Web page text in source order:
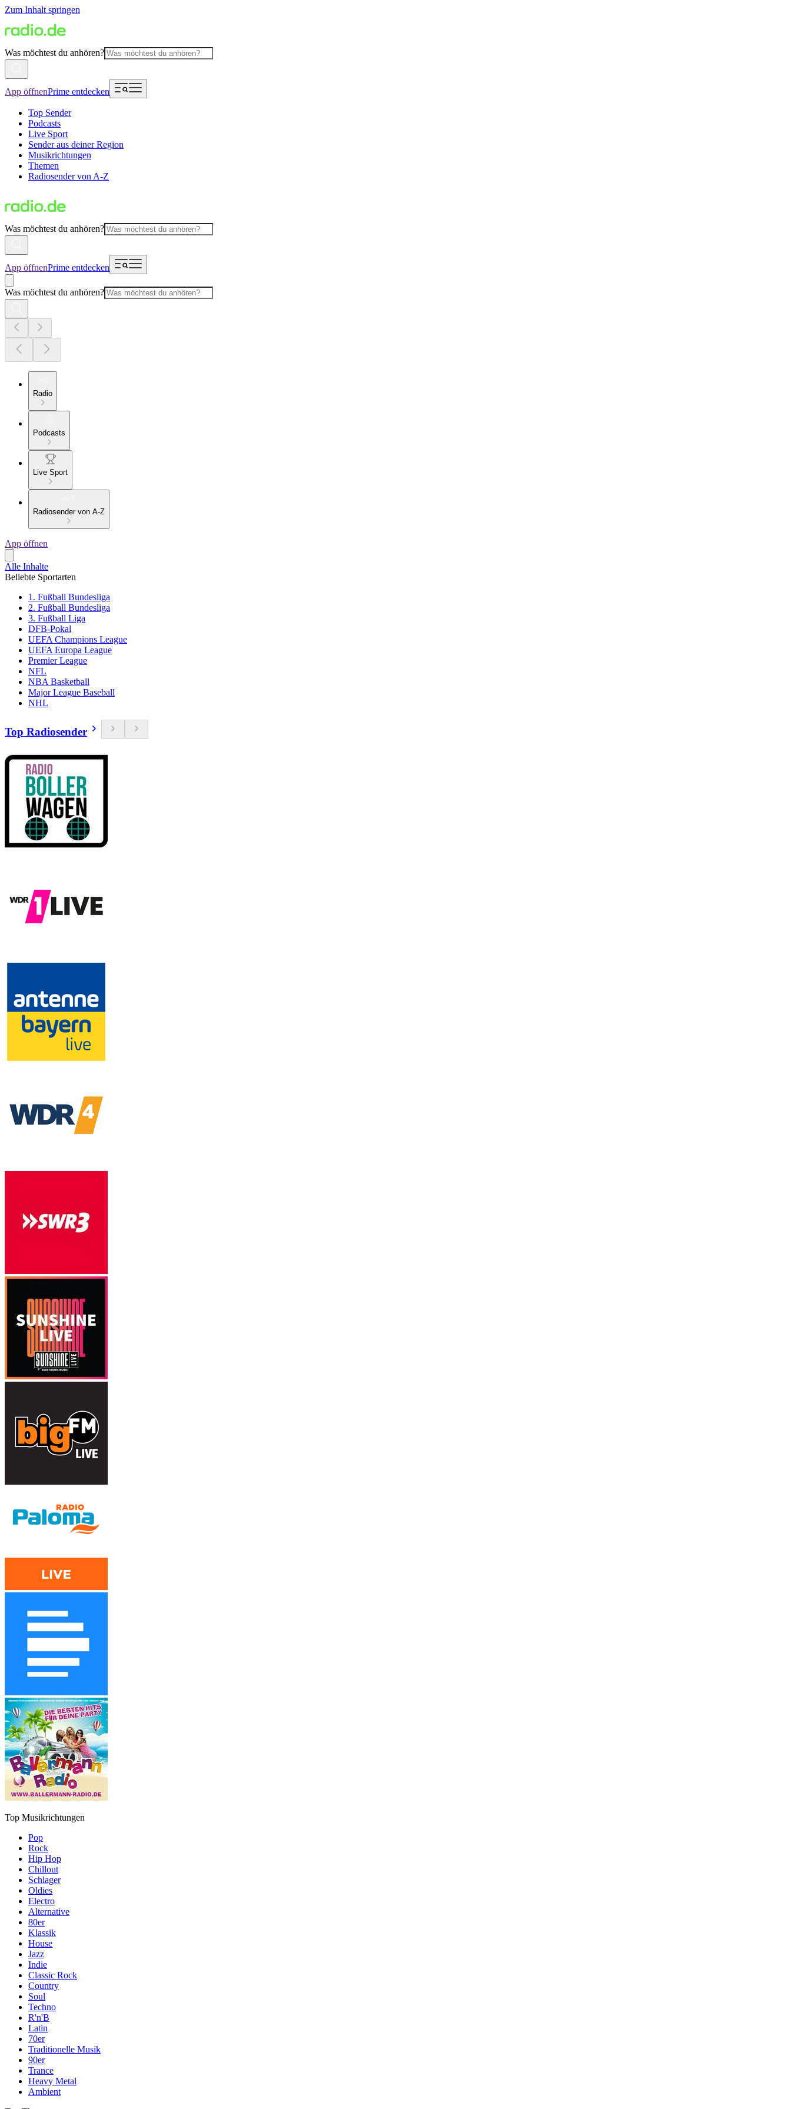
Zum Inhalt springen
Was möchtest du anhören?
App öffnenPrime entdecken
Top Sender
Podcasts
Live Sport
Sender aus deiner Region
Musikrichtungen
Themen
Radiosender von A-Z
Was möchtest du anhören?
App öffnenPrime entdecken
Was möchtest du anhören?
Radio
Podcasts
Live Sport
Radiosender von A-Z
App öffnen
Alle Inhalte
Beliebte Sportarten
1. Fußball Bundesliga
2. Fußball Bundesliga
3. Fußball Liga
DFB-Pokal
UEFA Champions League
UEFA Europa League
Premier League
NFL
NBA Basketball
Major League Baseball
NHL
Top Radiosender
Top Musikrichtungen
Pop
Rock
Hip Hop
Chillout
Schlager
Oldies
Electro
Alternative
80er
Klassik
House
Jazz
Indie
Classic Rock
Country
Soul
Techno
R'n'B
Latin
70er
Traditionelle Musik
90er
Trance
Heavy Metal
Ambient